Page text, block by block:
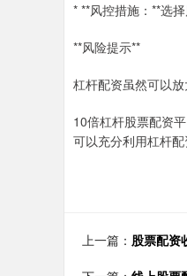
* **风控措施：**选
**风险提示**
杠杆配资虽然可以
10倍杠杆股票配资
可以充分利用杠杆
上一篇： 股票配资